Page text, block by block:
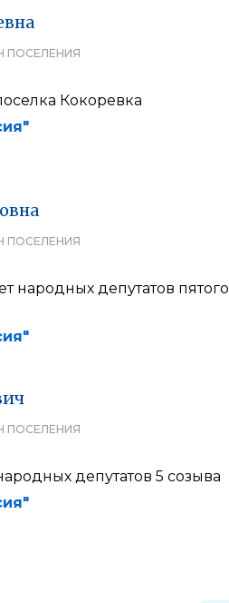
ПОСЕЛЕНИЯ
Кокоревка
ПОСЕЛЕНИЯ
народных депутатов пятого
ПОСЕЛЕНИЯ
депутатов 5 созыва